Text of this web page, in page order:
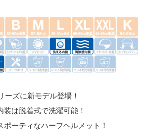
ーズに新モデル登場！
は脱着式で洗濯可能！
ポーティなハーフヘルメット！